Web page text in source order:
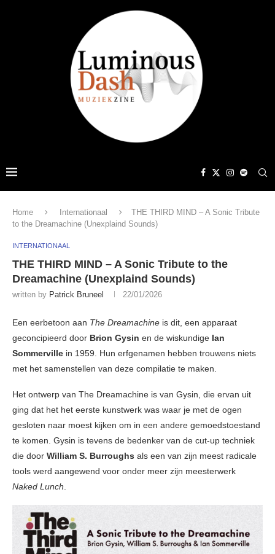
Home Internationaal
THE THIRD MIND – A Sonic Tribute
to the Dreamachine (Unexplaind Sounds)
INTERNATIONAAL
THE THIRD MIND – A Sonic Tribute to the
Dreamachine (Unexplaind Sounds)
written by Patrick Bruneel 22/01/2026
Een eerbetoon aan The Dreamachine is dit, een apparaat
geconcipieerd door Brion Gysin en de wiskundige Ian
Sommerville in 1959. Hun erfgenamen hebben trouwens niets
met het samenstellen van deze compilatie te maken.
Het ontwerp van The Dreamachine is van Gysin, die ervan uit
ging dat het het eerste kunstwerk was waar je met de ogen
gesloten naar moest kijken om in een andere gemoedstoestand
te komen. Gysin is tevens de bedenker van de cut-up techniek
die door William S. Burroughs als een van zijn meest radicale
tools werd aangewend voor onder meer zijn meesterwerk
Naked Lunch.